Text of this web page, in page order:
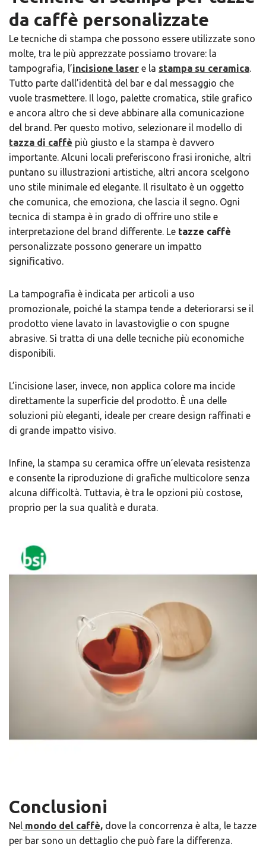
da caffè personalizzate
Le tecniche di stampa che possono essere utilizzate sono
molte, tra le più apprezzate possiamo trovare: la
tampografia, l’incisione laser e la stampa su ceramica.
Tutto parte dall’identità del bar e dal messaggio che
vuole trasmettere. Il logo, palette cromatica, stile grafico
e ancora altro che si deve abbinare alla comunicazione
del brand. Per questo motivo, selezionare il modello di
tazza di caffè più giusto e la stampa è davvero
importante. Alcuni locali preferiscono frasi ironiche, altri
puntano su illustrazioni artistiche, altri ancora scelgono
uno stile minimale ed elegante. Il risultato è un oggetto
che comunica, che emoziona, che lascia il segno. Ogni
tecnica di stampa è in grado di offrire uno stile e
interpretazione del brand differente. Le tazze caffè
personalizzate possono generare un impatto
significativo.
La tampografia è indicata per articoli a uso
promozionale, poiché la stampa tende a deteriorarsi se il
prodotto viene lavato in lavastoviglie o con spugne
abrasive. Si tratta di una delle tecniche più economiche
disponibili.
L’incisione laser, invece, non applica colore ma incide
direttamente la superficie del prodotto. È una delle
soluzioni più eleganti, ideale per creare design raffinati e
di grande impatto visivo.
Infine, la stampa su ceramica offre un’elevata resistenza
e consente la riproduzione di grafiche multicolore senza
alcuna difficoltà. Tuttavia, è tra le opzioni più costose,
proprio per la sua qualità e durata.
Conclusioni
Nel mondo del caffè, dove la concorrenza è alta, le tazze
per bar sono un dettaglio che può fare la differenza.